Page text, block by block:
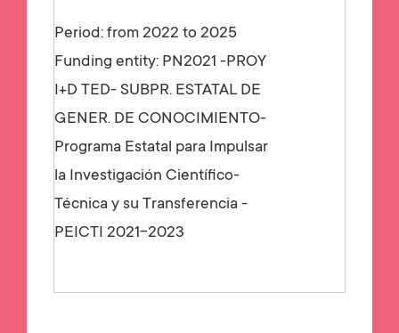
Period: from 2022 to 2025
Funding entity: PN2021 -PROY
I+D TED- SUBPR. ESTATAL DE
GENER. DE CONOCIMIENTO-
Programa Estatal para Impulsar
la Investigación Científico-
Técnica y su Transferencia -
PEICTI 2021-2023